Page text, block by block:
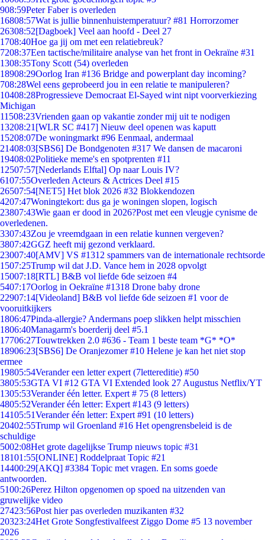
908:59Peter Faber is overleden
16808:57Wat is jullie binnenhuistemperatuur? #81 Horrorzomer
26308:52[Dagboek] Veel aan hoofd - Deel 27
1708:40Hoe ga jij om met een relatiebreuk?
7208:37Een tactische/militaire analyse van het front in Oekraïne #31
1308:35Tony Scott (54) overleden
18908:29Oorlog Iran #136 Bridge and powerplant day incoming?
708:28Wel eens geprobeerd jou in een relatie te manipuleren?
10408:28Progressieve Democraat El-Sayed wint nipt voorverkiezing
Michigan
11508:23Vrienden gaan op vakantie zonder mij uit te nodigen
13208:21 [WLR SC #417] Nieuw deel openen was kaputt
15208:07De woningmarkt #96 Eenmaal, andermaal
21408:03[SBS6] De Bondgenoten #317 We dansen de macaroni
19408:02Politieke meme's en spotprenten #11
12507:57[Nederlands Elftal] Op naar Louis IV?
6107:55Overleden Acteurs & Actrices Deel #15
26507:54[NET5] Het blok 2026 #32 Blokkendozen
4207:47Woningtekort: dus ga je woningen slopen, logisch
23807:43Wie gaan er dood in 2026?Post met een vleugje cynisme de
overledenen.
3307:43Zou je vreemdgaan in een relatie kunnen vergeven?
3807:42GGZ heeft mij gezond verklaard.
23007:40[AMV] VS #1312 spammers van de internationale rechtsorde
1507:25Trump wil dat J.D. Vance hem in 2028 opvolgt
15007:18[RTL] B&B vol liefde 6de seizoen #4
5407:17Oorlog in Oekraïne #1318 Drone baby drone
22907:14[Videoland] B&B vol liefde 6de seizoen #1 voor de
vooruitkijkers
1806:47Pinda-allergie? Andermans poep slikken helpt misschien
1806:40Managarm's boerderij deel #5.1
17706:27Touwtrekken 2.0 #636 - Team 1 beste team *G* *O*
18906:23[SBS6] De Oranjezomer #10 Helene je kan het niet stop
ermee
19805:54Verander een letter expert (7lettereditie) #50
3805:53GTA VI #12 GTA VI Extended look 27 Augustus Netflix/YT
1305:53Verander één letter. Expert # 75 (8 letters)
4805:52Verander één letter: Expert #143 (9 letters)
14105:51Verander één letter: Expert #91 (10 letters)
20402:55Trump wil Groenland #16 Het opengrensbeleid is de
schuldige
5002:08Het grote dagelijkse Trump nieuws topic #31
18101:55[ONLINE] Roddelpraat Topic #21
14400:29[AKQ] #3384 Topic met vragen. En soms goede
antwoorden.
5100:26Perez Hilton opgenomen op spoed na uitzenden van
gruwelijke video
27423:56Post hier pas overleden muzikanten #32
20323:24Het Grote Songfestivalfeest Ziggo Dome #5 13 november
2026